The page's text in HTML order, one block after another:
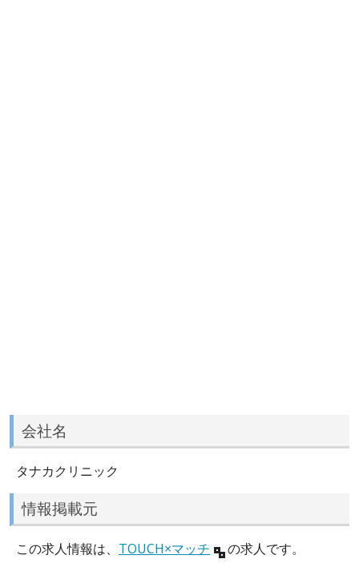
会社名
タナカクリニック
情報掲載元
この求人情報は、 TOUCH×マッチ の求人です。